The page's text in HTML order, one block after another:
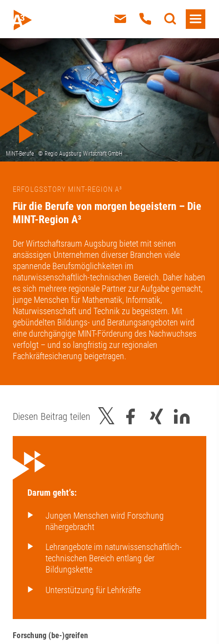
ERFOLGSSTORY MINT-REGION A³
Für die Berufe von morgen begeistern – Die
MINT-Region A³
Der Wirtschaftsraum Augsburg bietet mit seinen
ansässigen Unternehmen diverser Branchen viele
spannende Berufsmöglichkeiten im
naturwissenschaftlich-technischen Bereich. Daher haben
es sich mehrere regionale Partner zur Aufgabe gemacht,
junge Menschen für Mathematik, Informatik,
Naturwissenschaft und Technik zu begeistern. Mit
gebündelten Bildungs- und Beratungsangeboten wird
eine durchgängige MINT-Förderung des Nachwuchses
verfolgt – und so langfristig zur regionalen
Fachkräftesicherung beigetragen.
Diesen Beitrag teilen
Darum geht’s:
Jungen Menschen wird Forschung
nähergebracht
Lehrangebote im naturwissenschaftlich-
technischen Bereich entlang der
Bildungskette
Unterstützung für Lehrkräfte
Forschung (be-)greifen